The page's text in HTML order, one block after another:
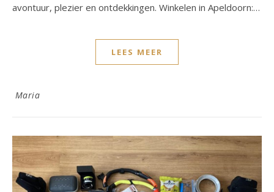
avontuur, plezier en ontdekkingen. Winkelen in Apeldoorn:…
LEES MEER
Maria